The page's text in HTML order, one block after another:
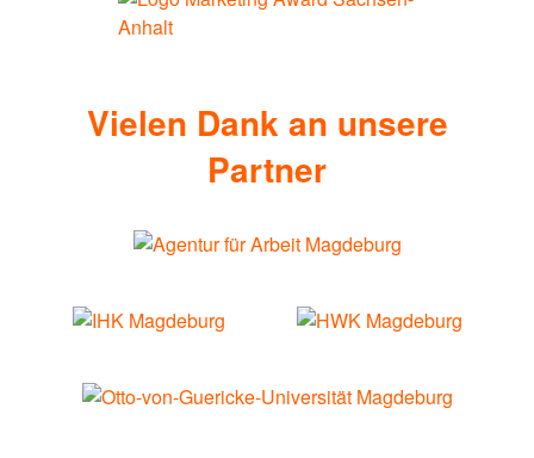
Vielen Dank an unsere
Partner